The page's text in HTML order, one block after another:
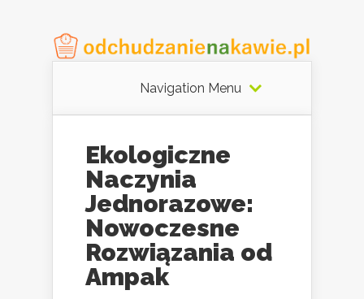
Navigation Menu
Ekologiczne
Naczynia
Jednorazowe:
Nowoczesne
Rozwiązania od
Ampak